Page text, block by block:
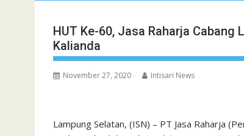
HUT Ke-60, Jasa Raharja
Kalianda
November 27, 2020 Intisari News
Lampung Selatan, (ISN) – PT Jasa Raharja